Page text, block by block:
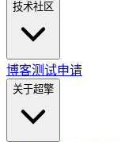
技术社区
博客测试申请
关于超擎